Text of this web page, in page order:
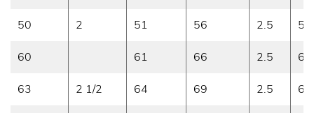
50 2 51 56 2.5 50
60 61 66 2.5 60
63 2 1/2 64 69 2.5 63